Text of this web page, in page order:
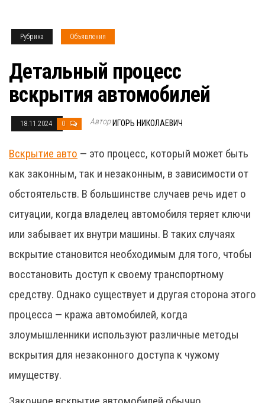
Рубрика Объявления
Детальный процесс
вскрытия автомобилей
18.11.2024 0 Автор ИГОРЬ НИКОЛАЕВИЧ
Вскрытие авто — это процесс, который может быть
как законным, так и незаконным, в зависимости от
обстоятельств. В большинстве случаев речь идет о
ситуации, когда владелец автомобиля теряет ключи
или забывает их внутри машины. В таких случаях
вскрытие становится необходимым для того, чтобы
восстановить доступ к своему транспортному
средству. Однако существует и другая сторона этого
процесса — кража автомобилей, когда
злоумышленники используют различные методы
вскрытия для незаконного доступа к чужому
имуществу.